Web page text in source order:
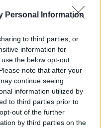
Personal Information
to third parties, or
information for
the below opt-out
note that after your
continue seeing
information utilized by
to third parties prior to
out of the further
by third parties on the
κυρίως στα
του νησιού.